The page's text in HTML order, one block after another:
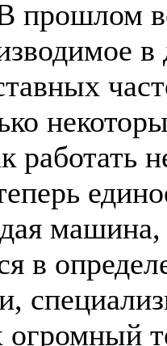
прошлом
работать
машина,
в